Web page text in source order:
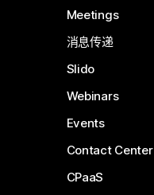
Meetings
消息传递
Slido
Webinars
Events
Contact Center
CPaaS